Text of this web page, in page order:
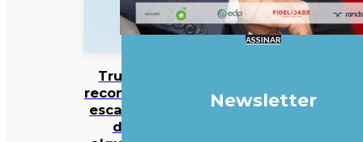
Trump
reconhece
escassez
de
ASSINAR
Newsletter